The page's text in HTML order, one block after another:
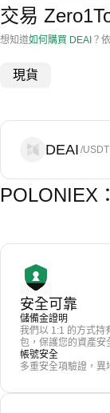
交易
想知道如何購買 DEAI ？
現貨
DEAI /USDT
POLONIEX
安全可靠
儲備金證明
我們以 1:1 的方式持
包，保護您的資產安
帳號安全
多重安全項驗證，